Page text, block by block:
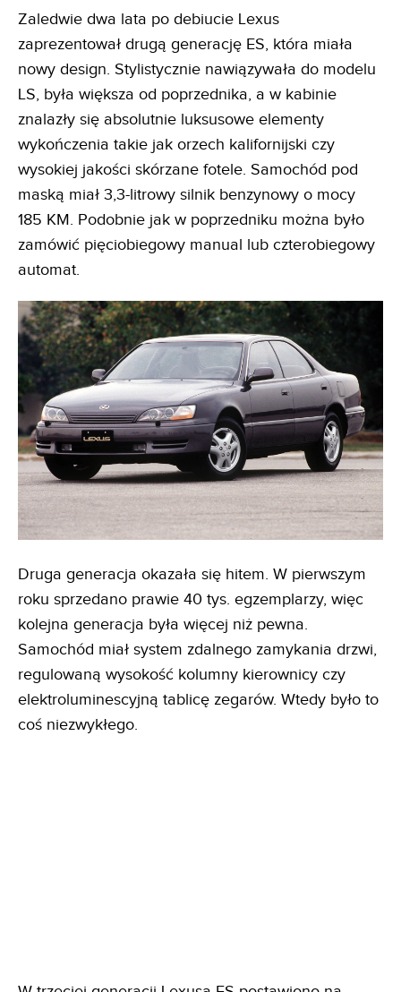
Zaledwie dwa lata po debiucie Lexus
zaprezentował drugą generację ES, która miała
nowy design. Stylistycznie nawiązywała do modelu
LS, była większa od poprzednika, a w kabinie
znalazły się absolutnie luksusowe elementy
wykończenia takie jak orzech kalifornijski czy
wysokiej jakości skórzane fotele. Samochód pod
maską miał 3,3-litrowy silnik benzynowy o mocy
185 KM. Podobnie jak w poprzedniku można było
zamówić pięciobiegowy manual lub czterobiegowy
automat.
Druga generacja okazała się hitem. W pierwszym
roku sprzedano prawie 40 tys. egzemplarzy, więc
kolejna generacja była więcej niż pewna.
Samochód miał system zdalnego zamykania drzwi,
regulowaną wysokość kolumny kierownicy czy
elektroluminescyjną tablicę zegarów. Wtedy było to
coś niezwykłego.